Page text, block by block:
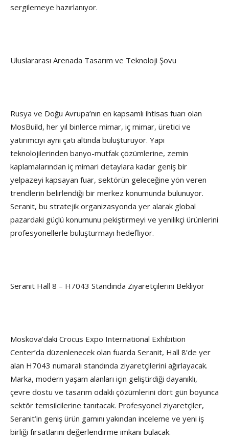
sergilemeye hazırlanıyor.
Uluslararası Arenada Tasarım ve Teknoloji Şovu
Rusya ve Doğu Avrupa’nın en kapsamlı ihtisas fuarı olan
MosBuild, her yıl binlerce mimar, iç mimar, üretici ve
yatırımcıyı aynı çatı altında buluşturuyor. Yapı
teknolojilerinden banyo-mutfak çözümlerine, zemin
kaplamalarından iç mimari detaylara kadar geniş bir
yelpazeyi kapsayan fuar, sektörün geleceğine yön veren
trendlerin belirlendiği bir merkez konumunda bulunuyor.
Seranit, bu stratejik organizasyonda yer alarak global
pazardaki güçlü konumunu pekiştirmeyi ve yenilikçi ürünlerini
profesyonellerle buluşturmayı hedefliyor.
Seranit Hall 8 – H7043 Standında Ziyaretçilerini Bekliyor
Moskova’daki Crocus Expo International Exhibition
Center’da düzenlenecek olan fuarda Seranit, Hall 8’de yer
alan H7043 numaralı standında ziyaretçilerini ağırlayacak.
Marka, modern yaşam alanları için geliştirdiği dayanıklı,
çevre dostu ve tasarım odaklı çözümlerini dört gün boyunca
sektör temsilcilerine tanıtacak. Profesyonel ziyaretçiler,
Seranit’in geniş ürün gamını yakından inceleme ve yeni iş
birliği fırsatlarını değerlendirme imkanı bulacak.